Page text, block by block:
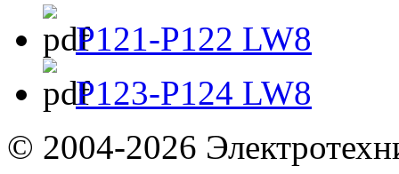
P121-P122 LW8
P123-P124 LW8
© 2004-2026